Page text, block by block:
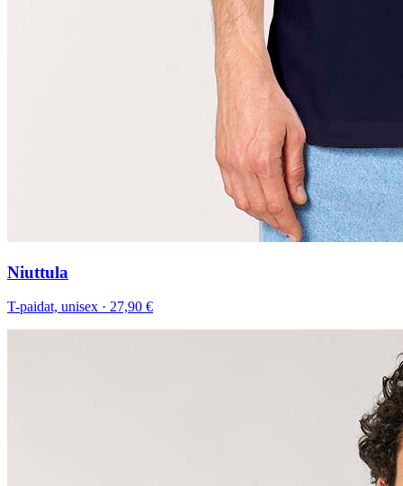
Niuttula
T-paidat, unisex · 27,90 €